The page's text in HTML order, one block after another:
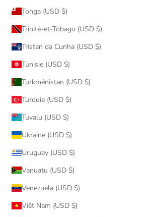
Tonga (USD $)
Trinité-et-Tobago (USD $)
Tristan da Cunha (USD $)
Tunisie (USD $)
Turkménistan (USD $)
Turquie (USD $)
Tuvalu (USD $)
Ukraine (USD $)
Uruguay (USD $)
Vanuatu (USD $)
Venezuela (USD $)
Viêt Nam (USD $)